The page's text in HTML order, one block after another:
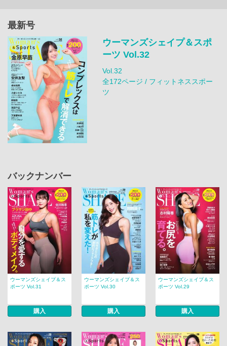
最新号
ウーマンズシェイプ＆スポ
ーツ Vol.32
Vol.32
全172ページ / フィットネススポー
ツ
バックナンバー
ウーマンズシェイプ＆ス
ポーツ Vol.31
購入
ウーマンズシェイプ＆ス
ポーツ Vol.30
購入
ウーマンズシェイプ＆ス
ポーツ Vol.29
購入